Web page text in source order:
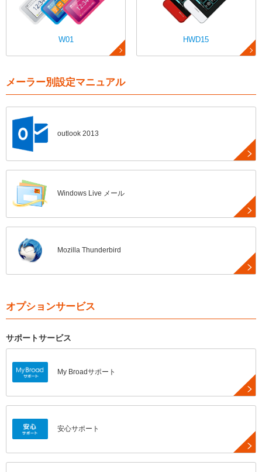
W01 HWD15
メーラー別設定マニュアル
outlook 2013
Windows Live メール
Mozilla Thunderbird
オプションサービス
サポートサービス
My Broadサポート
安心サポート